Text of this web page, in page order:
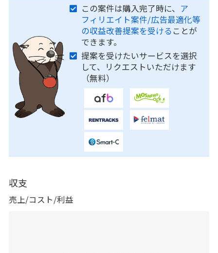
この案件は購入完了時に、 ア
フィリエイト案件/広告最適化等
の収益改善提案を受ける ことが
できます。
提案を受けたいサービスを選択
して、リクエストいただけます
（無料）
収支
売上/コスト/利益